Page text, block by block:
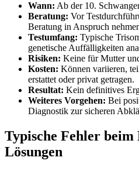
Wann: Ab der 10.
Beratung: Vor
Beratung in Anspruch
Testumfang: Typische
genetische Auffälligkeiten
Risiken: Keine für Mutter
Kosten: Können variieren,
erstattet oder privat getragen.
Resultat: Kein definitives
Weiteres Vorgehen: Bei
Diagnostik zur sicheren
Typische Fehler beim
Lösungen